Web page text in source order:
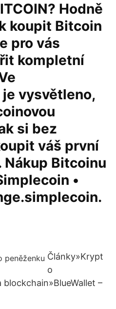
Hodně
koupit Bitcoin
pro vás
kompletní
vysvětleno,
si bez
váš první
Nákup Bitcoinu
•
Články»Krypt
o
–